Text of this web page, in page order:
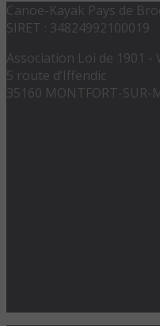
Canoë-Kayak Pays de
SIRET : 34824992100019
Association Loi de 1901 -
5 route d’Iffendic
35160 MONTFORT-SUR-